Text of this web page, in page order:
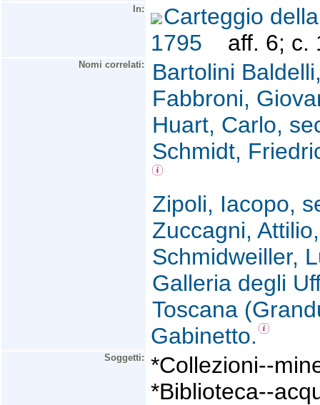
In:
Carteggio
1795
aff. 6; c.
Nomi correlati:
Bartolini
Fabbroni,
Huart, Carlo,
Schmidt,
Zipoli, Iacopo,
Zuccagni,
Schmidweiller,
Galleria degli
Toscana
Gabinetto.
Soggetti:
*Collezioni--
*Biblioteca--